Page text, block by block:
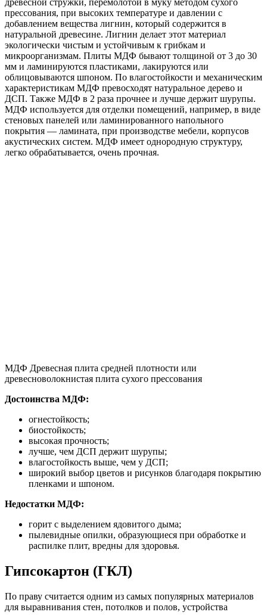
прессования, при высоких температуре и давлении с
добавлением вещества лигнин, который содержится в
натуральной древесине. Лигнин делает этот материал
экологически чистым и устойчивым к грибкам и
микроорганизмам. Плиты МДФ бывают толщиной от 3 до 30
мм и ламинируются пластиками, лакируются или
облицовываются шпоном. По влагостойкости и механическим
характеристикам МДФ превосходят натуральное дерево и
ДСП. Также МДФ в 2 раза прочнее и лучше держит шурупы.
МДФ используется для отделки помещений, например, в виде
стеновых панелей или ламинированного напольного
покрытия — ламината, при производстве мебели, корпусов
акустических систем. МДФ имеет однородную структуру,
легко обрабатывается, очень прочная.
МДФ Древесная плита средней плотности или
древесноволокнистая плита сухого прессования
Достоинства МДФ:
огнестойкость;
биостойкость;
высокая прочность;
лучше, чем ДСП держит шурупы;
влагостойкость выше, чем у ДСП;
широкий выбор цветов и рисунков благодаря покрытию
пленками и шпоном.
Недостатки МДФ:
горит с выделением ядовитого дыма;
пылевидные опилки, образующиеся при обработке и
распилке плит, вредны для здоровья.
Гипсокартон (ГКЛ)
По праву считается одним из самых популярных материалов
для выравнивания стен, потолков и полов, устройства